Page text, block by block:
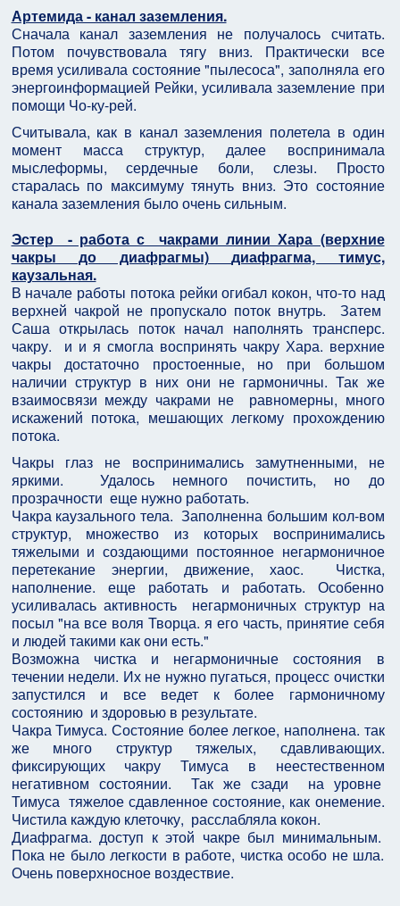
Артемида - канал заземления.
Сначала канал заземления не получалось считать.
Потом почувствовала тягу вниз. Практически все
время усиливала состояние "пылесоса", заполняла его
энергоинформацией Рейки, усиливала заземление при
помощи Чо-ку-рей.
Считывала, как в канал заземления полетела в один
момент масса структур, далее воспринимала
мыслеформы, сердечные боли, слезы. Просто
старалась по максимуму тянуть вниз. Это состояние
канала заземления было очень сильным.
Эстер - работа с чакрами линии Хара (верхние
чакры до диафрагмы) диафрагма, тимус,
каузальная.
В начале работы потока рейки огибал кокон, что-то над
верхней чакрой не пропускало поток внутрь. Затем
Саша открылась поток начал наполнять трансперс.
чакру. и и я смогла воспринять чакру Хара. верхние
чакры достаточно простоенные, но при большом
наличии структур в них они не гармоничны. Так же
взаимосвязи между чакрами не равномерны, много
искажений потока, мешающих легкому прохождению
потока.
Чакры глаз не воспринимались замутненными, не
яркими. Удалось немного почистить, но до
прозрачности еще нужно работать.
Чакра каузального тела. Заполненна большим кол-вом
структур, множество из которых воспринимались
тяжелыми и создающими постоянное негармоничное
перетекание энергии, движение, хаос. Чистка,
наполнение. еще работать и работать. Особенно
усиливалась активность негармоничных структур на
посыл "на все воля Творца. я его часть, принятие себя
и людей такими как они есть."
Возможна чистка и негармоничные состояния в
течении недели. Их не нужно пугаться, процесс очистки
запустился и все ведет к более гармоничному
состоянию и здоровью в результате.
Чакра Тимуса. Состояние более легкое, наполнена. так
же много структур тяжелых, сдавливающих.
фиксирующих чакру Тимуса в неестественном
негативном состоянии. Так же сзади на уровне
Тимуса тяжелое сдавленное состояние, как онемение.
Чистила каждую клеточку, расслабляла кокон.
Диафрагма. доступ к этой чакре был минимальным.
Пока не было легкости в работе, чистка особо не шла.
Очень поверхносное воздествие.